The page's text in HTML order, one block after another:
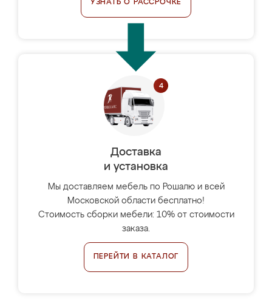
УЗНАТЬ О РАССРОЧКЕ
Доставка
и установка
Мы доставляем мебель по Рошалю и всей
Московской области бесплатно!
Стоимость сборки мебели: 10% от стоимости
заказа.
ПЕРЕЙТИ В КАТАЛОГ